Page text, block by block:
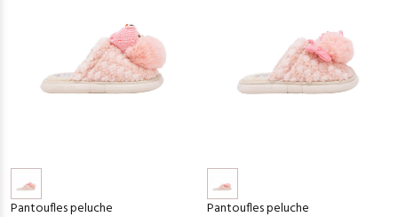
Pantoufles peluche Pantoufles peluche